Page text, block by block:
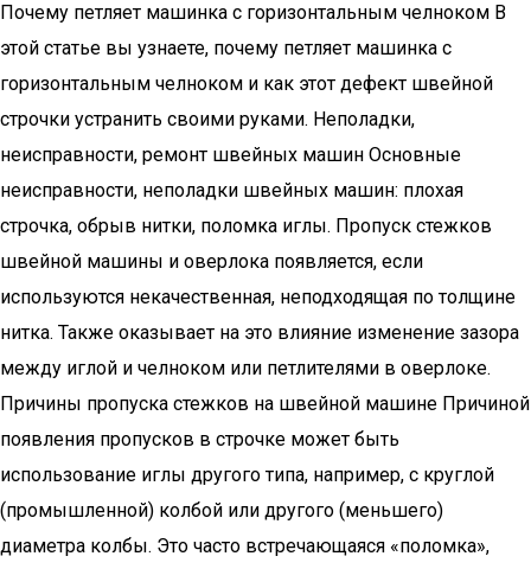
Почему петляет машинка с горизонтальным челноком В
этой статье вы узнаете, почему петляет машинка с
горизонтальным челноком и как этот дефект швейной
строчки устранить своими руками. Неполадки,
неисправности, ремонт швейных машин Основные
неисправности, неполадки швейных машин: плохая
строчка, обрыв нитки, поломка иглы. Пропуск стежков
швейной машины и оверлока появляется, если
используются некачественная, неподходящая по толщине
нитка. Также оказывает на это влияние изменение зазора
между иглой и челноком или петлителями в оверлоке.
Причины пропуска стежков на швейной машине Причиной
появления пропусков в строчке может быть
использование иглы другого типа, например, с круглой
(промышленной) колбой или другого (меньшего)
диаметра колбы. Это часто встречающаяся «поломка»,